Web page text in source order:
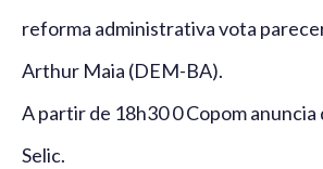
reforma administrativa vota
Arthur Maia (DEM-BA).
A partir de 18h30 0 Copom anuncia
Selic.